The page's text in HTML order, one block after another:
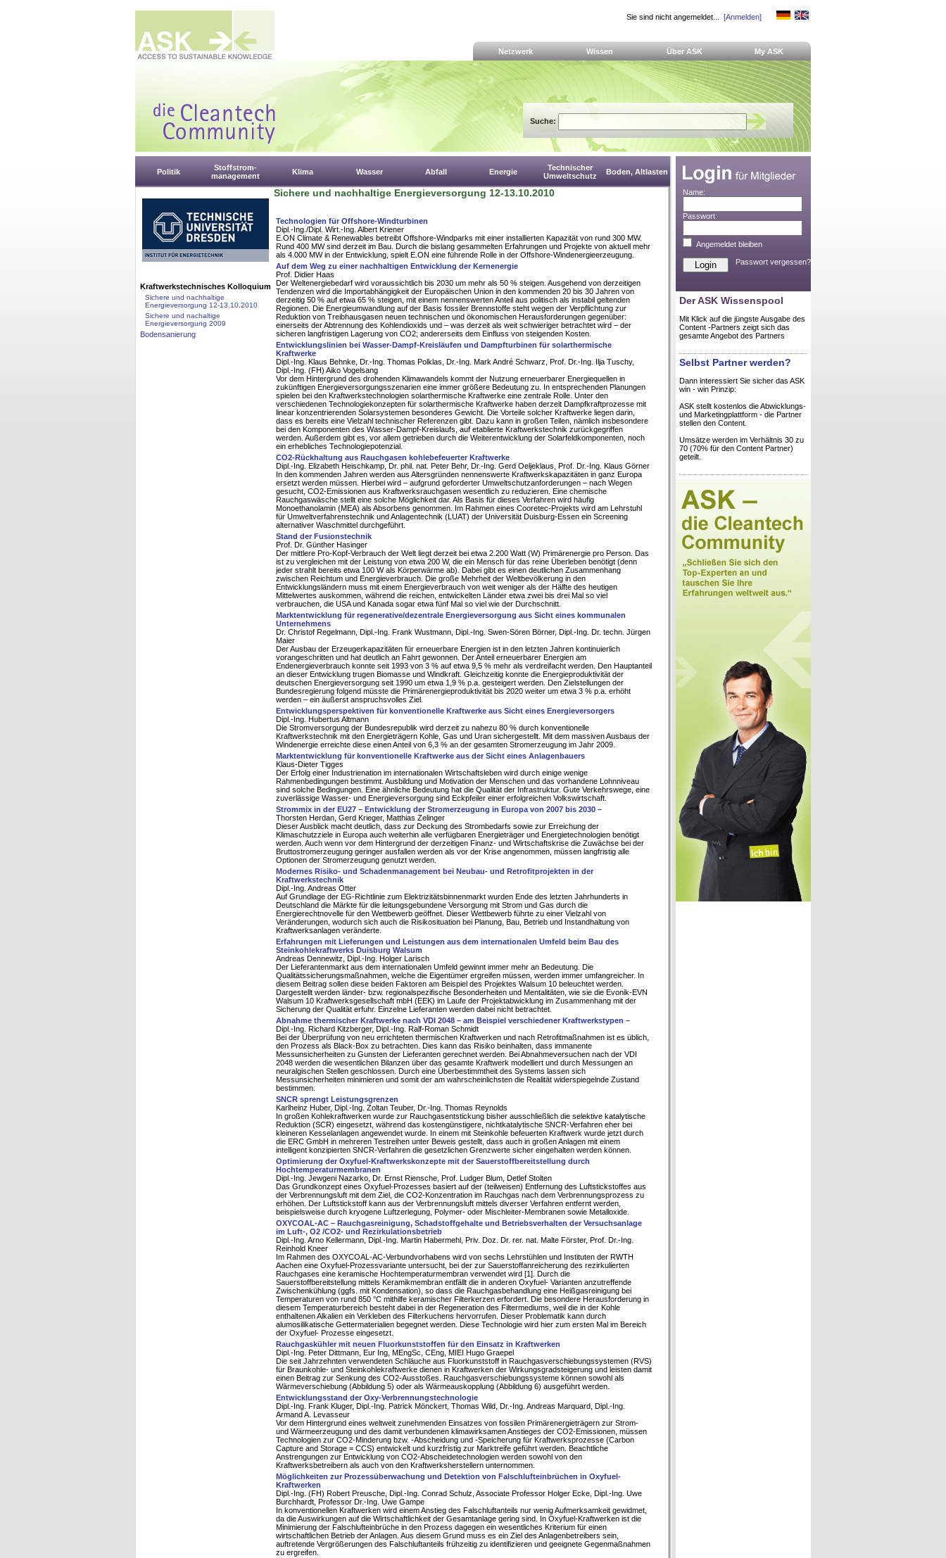
Sie sind nicht angemeldet... [Anmelden]
Netzwerk Wissen Über ASK My ASK
Suche:
Politik
Stoffstrom-
management
Klima Wasser Abfall Energie
Technischer
Umweltschutz
Boden, Altlasten
Kraftwerkstechnisches Kolloquium
Sichere und nachhaltige
Energieversorgung 12-13.10.2010
Sichere und nachaltige
Energieversorgung 2009
Bodensanierung
Sichere und nachhaltige Energieversorgung 12-13.10.2010
Technologien für Offshore-Windturbinen
Dipl.-Ing./Dipl. Wirt.-Ing. Albert Kriener
E.ON Climate & Renewables betreibt Offshore-Windparks mit einer installierten Kapazität von rund 300 MW.
Rund 400 MW sind derzeit im Bau. Durch die bislang gesammelten Erfahrungen und Projekte von aktuell mehr
als 4.000 MW in der Entwicklung, spielt E.ON eine führende Rolle in der Offshore-Windenergieerzeugung.
Auf dem Weg zu einer nachhaltigen Entwicklung der Kernenergie
Prof. Didier Haas
Der Weltenergiebedarf wird voraussichtlich bis 2030 um mehr als 50 % steigen. Ausgehend von derzeitigen
Tendenzen wird die Importabhängigkeit der Europäischen Union in den kommenden 20 bis 30 Jahren von
derzeitig 50 % auf etwa 65 % steigen, mit einem nennenswerten Anteil aus politisch als instabil geltenden
Regionen. Die Energieumwandlung auf der Basis fossiler Brennstoffe steht wegen der Verpflichtung zur
Reduktion von Treibhausgasen neuen technischen und ökonomischen Herausforderungen gegenüber:
einerseits der Abtrennung des Kohlendioxids und – was derzeit als weit schwieriger betrachtet wird – der
sicheren langfristigen Lagerung von CO2; andererseits dem Einfluss von steigenden Kosten.
Entwicklungslinien bei Wasser-Dampf-Kreisläufen und Dampfturbinen für solarthermische
Kraftwerke
Dipl.-Ing. Klaus Behnke, Dr.-Ing. Thomas Polklas, Dr.-Ing. Mark André Schwarz, Prof. Dr.-Ing. Ilja Tuschy,
Dipl.-Ing. (FH) Aiko Vogelsang
Vor dem Hintergrund des drohenden Klimawandels kommt der Nutzung erneuerbarer Energiequellen in
zukünftigen Energieversorgungsszenarien eine immer größere Bedeutung zu. In entsprechenden Planungen
spielen bei den Kraftwerkstechnologien solarthermische Kraftwerke eine zentrale Rolle. Unter den
verschiedenen Technologiekonzepten für solarthermische Kraftwerke haben derzeit Dampfkraftprozesse mit
linear konzentrierenden Solarsystemen besonderes Gewicht. Die Vorteile solcher Kraftwerke liegen darin,
dass es bereits eine Vielzahl technischer Referenzen gibt. Dazu kann in großen Teilen, nämlich insbesondere
bei den Komponenten des Wasser-Dampf-Kreislaufs, auf etablierte Kraftwerkstechnik zurückgegriffen
werden. Außerdem gibt es, vor allem getrieben durch die Weiterentwicklung der Solarfeldkomponenten, noch
ein erhebliches Technologiepotenzial.
CO2-Rückhaltung aus Rauchgasen kohlebefeuerter Kraftwerke
Dipl.-Ing. Elizabeth Heischkamp, Dr. phil. nat. Peter Behr, Dr.-Ing. Gerd Oeljeklaus, Prof. Dr.-Ing. Klaus Görner
In den kommenden Jahren werden aus Altersgründen nennenswerte Kraftwerkskapazitäten in ganz Europa
ersetzt werden müssen. Hierbei wird – aufgrund geforderter Umweltschutzanforderungen – nach Wegen
gesucht, CO2-Emissionen aus Kraftwerksrauchgasen wesentlich zu reduzieren. Eine chemische
Rauchgaswäsche stellt eine solche Möglichkeit dar. Als Basis für dieses Verfahren wird häufig
Monoethanolamin (MEA) als Absorbens genommen. Im Rahmen eines Cooretec-Projekts wird am Lehrstuhl
für Umweltverfahrenstechnik und Anlagentechnik (LUAT) der Universität Duisburg-Essen ein Screening
alternativer Waschmittel durchgeführt.
Stand der Fusionstechnik
Prof. Dr. Günther Hasinger
Der mittlere Pro-Kopf-Verbrauch der Welt liegt derzeit bei etwa 2.200 Watt (W) Primärenergie pro Person. Das
ist zu vergleichen mit der Leistung von etwa 200 W, die ein Mensch für das reine Überleben benötigt (denn
jeder strahlt bereits etwa 100 W als Körperwärme ab). Dabei gibt es einen deutlichen Zusammenhang
zwischen Reichtum und Energieverbrauch. Die große Mehrheit der Weltbevölkerung in den
Entwicklungsländern muss mit einem Energieverbrauch von weit weniger als der Hälfte des heutigen
Mittelwertes auskommen, während die reichen, entwickelten Länder etwa zwei bis drei Mal so viel
verbrauchen, die USA und Kanada sogar etwa fünf Mal so viel wie der Durchschnitt.
Marktentwicklung für regenerative/dezentrale Energieversorgung aus Sicht eines kommunalen
Unternehmens
Dr. Christof Regelmann, Dipl.-Ing. Frank Wustmann, Dipl.-Ing. Swen-Sören Börner, Dipl.-Ing. Dr. techn. Jürgen
Maier
Der Ausbau der Erzeugerkapazitäten für erneuerbare Energien ist in den letzten Jahren kontinuierlich
vorangeschritten und hat deutlich an Fahrt gewonnen. Der Anteil erneuerbarer Energien am
Endenergieverbrauch konnte seit 1993 von 3 % auf etwa 9,5 % mehr als verdreifacht werden. Den Hauptanteil
an dieser Entwicklung trugen Biomasse und Windkraft. Gleichzeitig konnte die Energieproduktivität der
deutschen Energieversorgung seit 1990 um etwa 1,9 % p.a. gesteigert werden. Den Zielstellungen der
Bundesregierung folgend müsste die Primärenergieproduktivität bis 2020 weiter um etwa 3 % p.a. erhöht
werden – ein äußerst anspruchsvolles Ziel.
Entwicklungsperspektiven für konventionelle Kraftwerke aus Sicht eines Energieversorgers
Dipl.-Ing. Hubertus Altmann
Die Stromversorgung der Bundesrepublik wird derzeit zu nahezu 80 % durch konventionelle
Kraftwerkstechnik mit den Energieträgern Kohle, Gas und Uran sichergestellt. Mit dem massiven Ausbaus der
Windenergie erreichte diese einen Anteil von 6,3 % an der gesamten Stromerzeugung im Jahr 2009.
Marktentwicklung für konventionelle Kraftwerke aus der Sicht eines Anlagenbauers
Klaus-Dieter Tigges
Der Erfolg einer Industrienation im internationalen Wirtschaftsleben wird durch einige wenige
Rahmenbedingungen bestimmt. Ausbildung und Motivation der Menschen und das vorhandene Lohnniveau
sind solche Bedingungen. Eine ähnliche Bedeutung hat die Qualität der Infrastruktur. Gute Verkehrswege, eine
zuverlässige Wasser- und Energieversorgung sind Eckpfeiler einer erfolgreichen Volkswirtschaft.
Strommix in der EU27 – Entwicklung der Stromerzeugung in Europa von 2007 bis 2030 –
Thorsten Herdan, Gerd Krieger, Matthias Zelinger
Dieser Ausblick macht deutlich, dass zur Deckung des Strombedarfs sowie zur Erreichung der
Klimaschutzziele in Europa auch weiterhin alle verfügbaren Energieträger und Energietechnologien benötigt
werden. Auch wenn vor dem Hintergrund der derzeitigen Finanz- und Wirtschaftskrise die Zuwächse bei der
Bruttostromerzeugung geringer ausfallen werden als vor der Krise angenommen, müssen langfristig alle
Optionen der Stromerzeugung genutzt werden.
Modernes Risiko- und Schadenmanagement bei Neubau- und Retrofitprojekten in der
Kraftwerkstechnik
Dipl.-Ing. Andreas Otter
Auf Grundlage der EG-Richtlinie zum Elektrizitätsbinnenmarkt wurden Ende des letzten Jahrhunderts in
Deutschland die Märkte für die leitungsgebundene Versorgung mit Strom und Gas durch die
Energierechtnovelle für den Wettbewerb geöffnet. Dieser Wettbewerb führte zu einer Vielzahl von
Veränderungen, wodurch sich auch die Risikosituation bei Planung, Bau, Betrieb und Instandhaltung von
Kraftwerksanlagen veränderte.
Erfahrungen mit Lieferungen und Leistungen aus dem internationalen Umfeld beim Bau des
Steinkohlekraftwerks Duisburg Walsum
Andreas Dennewitz, Dipl.-Ing. Holger Larisch
Der Lieferantenmarkt aus dem internationalen Umfeld gewinnt immer mehr an Bedeutung. Die
Qualitätssicherungsmaßnahmen, welche die Eigentümer ergreifen müssen, werden immer umfangreicher. In
diesem Beitrag sollen diese beiden Faktoren am Beispiel des Projektes Walsum 10 beleuchtet werden.
Dargestellt werden länder- bzw. regionalspezifische Besonderheiten und Mentalitäten, wie sie die Evonik-EVN
Walsum 10 Kraftwerksgesellschaft mbH (EEK) im Laufe der Projektabwicklung im Zusammenhang mit der
Sicherung der Qualität erfuhr. Einzelne Lieferanten werden dabei nicht betrachtet.
Abnahme thermischer Kraftwerke nach VDI 2048 – am Beispiel verschiedener Kraftwerkstypen –
Dipl.-Ing. Richard Kitzberger, Dipl.-Ing. Ralf-Roman Schmidt
Bei der Überprüfung von neu errichteten thermischen Kraftwerken und nach Retrofitmaßnahmen ist es üblich,
den Prozess als Black-Box zu betrachten. Dies kann das Risiko beinhalten, dass immanente
Messunsicherheiten zu Gunsten der Lieferanten gerechnet werden. Bei Abnahmeversuchen nach der VDI
2048 werden die wesentlichen Bilanzen über das gesamte Kraftwerk modelliert und durch Messungen an
neuralgischen Stellen geschlossen. Durch eine Überbestimmtheit des Systems lassen sich
Messunsicherheiten minimieren und somit der am wahrscheinlichsten die Realität widerspiegelnde Zustand
bestimmen.
SNCR sprengt Leistungsgrenzen
Karlheinz Huber, Dipl.-Ing. Zoltan Teuber, Dr.-Ing. Thomas Reynolds
In großen Kohlekraftwerken wurde zur Rauchgasentstickung bisher ausschließlich die selektive katalytische
Reduktion (SCR) eingesetzt, während das kostengünstigere, nichtkatalytische SNCR-Verfahren eher bei
kleineren Kesselanlagen angewendet wurde. In einem mit Steinkohle befeuerten Kraftwerk wurde jetzt durch
die ERC GmbH in mehreren Testreihen unter Beweis gestellt, dass auch in großen Anlagen mit einem
intelligent konzipierten SNCR-Verfahren die gesetzlichen Grenzwerte sicher eingehalten werden können.
Optimierung der Oxyfuel-Kraftwerkskonzepte mit der Sauerstoffbereitstellung durch
Hochtemperaturmembranen
Dipl.-Ing. Jewgeni Nazarko, Dr. Ernst Riensche, Prof. Ludger Blum, Detlef Stolten
Das Grundkonzept eines Oxyfuel-Prozesses basiert auf der (teilweisen) Entfernung des Luftstickstoffes aus
der Verbrennungsluft mit dem Ziel, die CO2-Konzentration im Rauchgas nach dem Verbrennungsprozess zu
erhöhen. Der Luftstickstoff kann aus der Verbrennungsluft mittels diverser Verfahren entfernt werden,
beispielsweise durch kryogene Luftzerlegung, Polymer- oder Mischleiter-Membranen sowie Metalloxide.
OXYCOAL-AC – Rauchgasreinigung, Schadstoffgehalte und Betriebsverhalten der Versuchsanlage
im Luft-, O2 /CO2- und Rezirkulationsbetrieb
Dipl.-Ing. Arno Kellermann, Dipl.-Ing. Martin Habermehl, Priv. Doz. Dr. rer. nat. Malte Förster, Prof. Dr.-Ing.
Reinhold Kneer
Im Rahmen des OXYCOAL-AC-Verbundvorhabens wird von sechs Lehrstühlen und Instituten der RWTH
Aachen eine Oxyfuel-Prozessvariante untersucht, bei der zur Sauerstoffanreicherung des rezirkulierten
Rauchgases eine keramische Hochtemperaturmembran verwendet wird [1]. Durch die
Sauerstoffbereitstellung mittels Keramikmembran entfällt die in anderen Oxyfuel- Varianten anzutreffende
Zwischenkühlung (ggfs. mit Kondensation), so dass die Rauchgasbehandlung eine Heißgasreinigung bei
Temperaturen von rund 850 °C mithilfe keramischer Filterkerzen erfordert. Die besondere Herausforderung in
diesem Temperaturbereich besteht dabei in der Regeneration des Filtermediums, weil die in der Kohle
enthaltenen Alkalien ein Verkleben des Filterkuchens hervorrufen. Dieser Problematik kann durch
alumosilikatische Gettermaterialien begegnet werden. Diese Technologie wird hier zum ersten Mal im Bereich
der Oxyfuel- Prozesse eingesetzt.
Rauchgaskühler mit neuen Fluorkunststoffen für den Einsatz in Kraftwerken
Dipl.-Ing. Peter Dittmann, Eur Ing, MEngSc, CEng, MIEI Hugo Graepel
Die seit Jahrzehnten verwendeten Schläuche aus Fluorkunststoff in Rauchgasverschiebungssystemen (RVS)
für Braunkohle- und Steinkohlekraftwerke dienen in Kraftwerken der Wirkungsgradsteigerung und leisten damit
einen Beitrag zur Senkung des CO2-Ausstoßes. Rauchgasverschiebungssysteme können sowohl als
Wärmeverschiebung (Abbildung 5) oder als Wärmeauskopplung (Abbildung 6) ausgeführt werden.
Entwicklungsstand der Oxy-Verbrennungstechnologie
Dipl.-Ing. Frank Kluger, Dipl.-Ing. Patrick Mönckert, Thomas Wild, Dr.-Ing. Andreas Marquard, Dipl.-Ing.
Armand A. Levasseur
Vor dem Hintergrund eines weltweit zunehmenden Einsatzes von fossilen Primärenergieträgern zur Strom-
und Wärmeerzeugung und des damit verbundenen klimawirksamen Anstieges der CO2-Emissionen, müssen
Technologien zur CO2-Minderung bzw. -Abscheidung und -Speicherung für Kraftwerksprozesse (Carbon
Capture and Storage = CCS) entwickelt und kurzfristig zur Marktreife geführt werden. Beachtliche
Anstrengungen zur Entwicklung von CO2-Abscheidetechnologien werden sowohl von den
Kraftwerksbetreibern als auch von den Kraftwerksherstellern unternommen.
Möglichkeiten zur Prozessüberwachung und Detektion von Falschlufteinbrüchen in Oxyfuel-
Kraftwerken
Dipl.-Ing. (FH) Robert Preusche, Dipl.-Ing. Conrad Schulz, Associate Professor Holger Ecke, Dipl.-Ing. Uwe
Burchhardt, Professor Dr.-Ing. Uwe Gampe
In konventionellen Kraftwerken wird einem Anstieg des Falschluftanteils nur wenig Aufmerksamkeit gewidmet,
da die Auswirkungen auf die Wirtschaftlichkeit der Gesamtanlage gering sind. In Oxyfuel-Kraftwerken ist die
Minimierung der Falschlufteinbrüche in den Prozess dagegen ein wesentliches Kriterium für einen
wirtschaftlichen Betrieb der Anlagen. Aus diesem Grund muss es ein Ziel des Anlagenbetreibers sein,
auftretende Vergrößerungen des Falschluftanteils frühzeitig zu identifizieren und geeignete Gegenmaßnahmen
zu ergreifen.
Name:
Passwort:
Angemeldet bleiben
Passwort vergessen?
Der ASK Wissenspool
Mit Klick auf die jüngste Ausgabe des
Content -Partners zeigt sich das
gesamte Angebot des Partners
Selbst Partner werden?
Dann interessiert Sie sicher das ASK
win - win Prinzip:
ASK stellt kostenlos die Abwicklungs-
und Marketingplattform - die Partner
stellen den Content.
Umsätze werden im Verhältnis 30 zu
70 (70% für den Content Partner)
geteilt.